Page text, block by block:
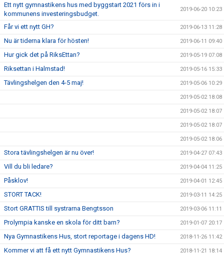
Ett nytt gymnastikens hus med byggstart 2021 förs in i
kommunens investeringsbudget.
2019-06-20 10:23
Får vi ett nytt GH? 2019-06-13 11:28
Nu är tiderna klara för hösten! 2019-06-11 09:40
Hur gick det på RiksEttan? 2019-05-19 07:08
Riksettan i Halmstad! 2019-05-16 15:33
Tävlingshelgen den 4-5 maj! 2019-05-06 10:29
2019-05-02 18:08
2019-05-02 18:07
2019-05-02 18:07
2019-05-02 18:06
Stora tävlingshelgen är nu över! 2019-04-27 07:43
Vill du bli ledare? 2019-04-04 11:25
Påsklov! 2019-04-01 12:45
STORT TACK! 2019-03-11 14:25
Stort GRATTIS till systrarna Bengtsson 2019-03-06 11:11
Prolympia kanske en skola för ditt barn? 2019-01-07 20:17
Nya Gymnastikens Hus, stort reportage i dagens HD! 2018-11-26 11:42
Kommer vi att få ett nytt Gymnastikens Hus? 2018-11-21 18:14